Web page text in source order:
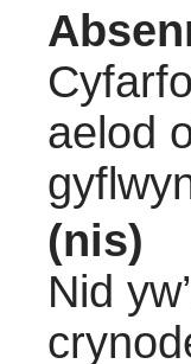
aelod
(nis)
Nid